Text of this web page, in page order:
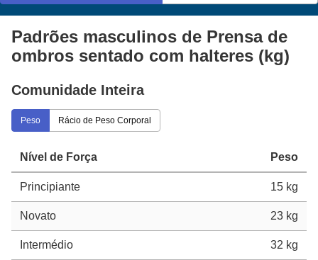
Padrões masculinos de Prensa de
ombros sentado com halteres (kg)
Comunidade Inteira
Peso Rácio de Peso Corporal
Nível de Força Peso
Principiante 15 kg
Novato 23 kg
Intermédio 32 kg